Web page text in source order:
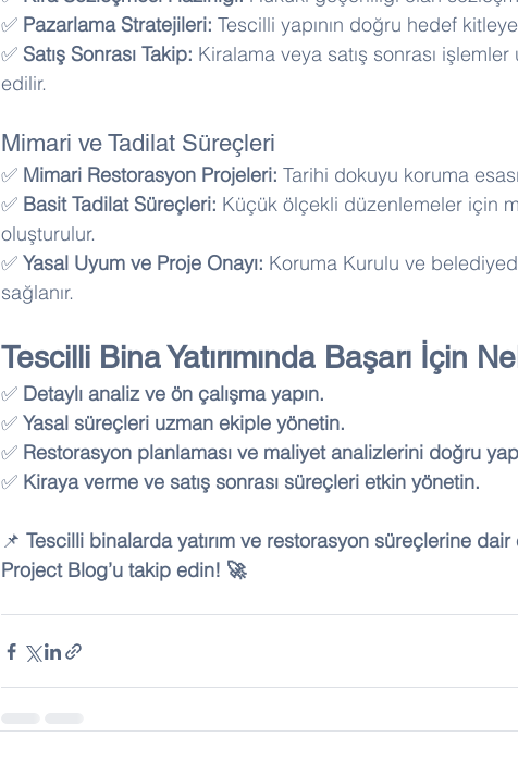
✅ Pazarlama Stratejileri: Tescilli yapının doğru hedef
✅ Satış Sonrası Takip: Kiralama veya satış sonrası
edilir.
Mimari ve Tadilat Süreçleri
✅ Mimari Restorasyon Projeleri: Tarihi dokuyu koruma
✅ Basit Tadilat Süreçleri: Küçük ölçekli düzenlemeler için
oluşturulur.
✅ Yasal Uyum ve Proje Onayı: Koruma Kurulu ve
sağlanır.
Tescilli Bina Yatırımında Başarı İçin
✅ Detaylı analiz ve ön çalışma yapın.
✅ Yasal süreçleri uzman ekiple yönetin.
✅ Restorasyon planlaması ve maliyet analizlerini doğru
✅ Kiraya verme ve satış sonrası süreçleri etkin yönetin.
📌 Tescilli binalarda yatırım ve restorasyon süreçlerine
Project Blog’u takip edin! 🚀